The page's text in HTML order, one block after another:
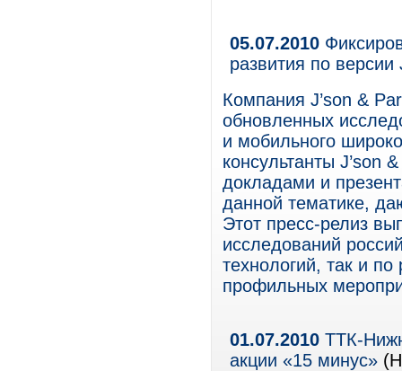
05.07.2010
развития по
Компания J’son &
обновленных
и мобильного
консультанты J’son
докладами и
данной тематике,
Этот пресс-релиз
исследований
технологий, так и по
профильных
01.07.2010 ТТК-
акции «15 минус»